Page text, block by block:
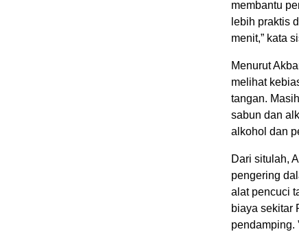
membantu
lebih praktis
menit,” kata
Menurut
melihat
tangan.
sabun dan
alkohol dan
Dari situlah,
pengering
alat pencuci
biaya sekitar
pendamping.